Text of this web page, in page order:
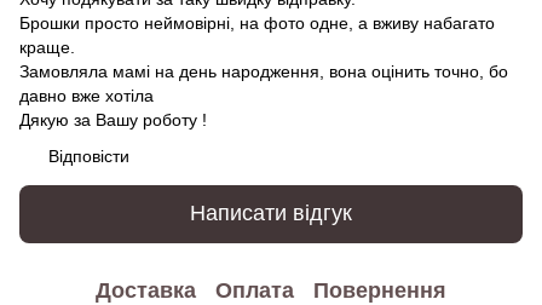
Брошки просто неймовірні, на фото одне, а вживу набагато
краще.
Замовляла мамі на день народження, вона оцінить точно, бо
давно вже хотіла
Дякую за Вашу роботу !
Відповісти
Написати відгук
Доставка Оплата Повернення